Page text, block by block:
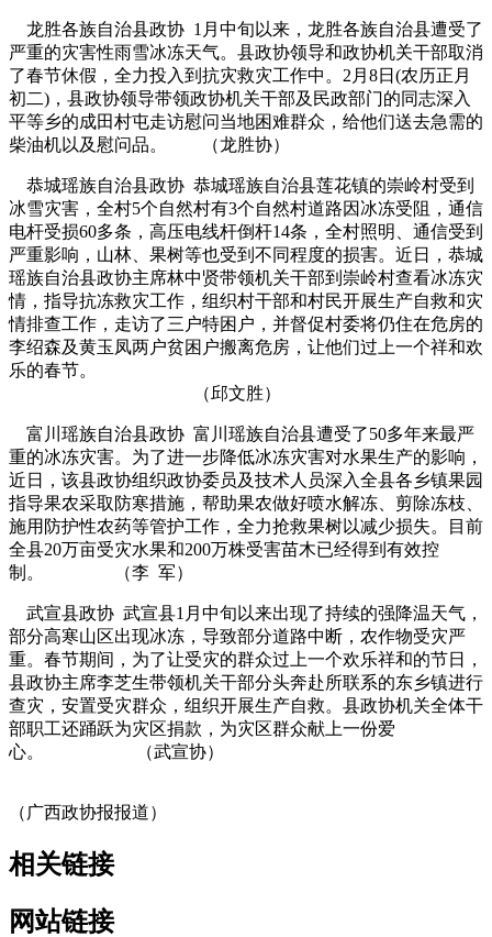
龙胜各族自治县政协 1月中旬以来，龙胜各族自治县遭受了
严重的灾害性雨雪冰冻天气。县政协领导和政协机关干部取消
了春节休假，全力投入到抗灾救灾工作中。2月8日(农历正月
初二)，县政协领导带领政协机关干部及民政部门的同志深入
平等乡的成田村屯走访慰问当地困难群众，给他们送去急需的
柴油机以及慰问品。 （龙胜协）
恭城瑶族自治县政协 恭城瑶族自治县莲花镇的崇岭村受到
冰雪灾害，全村5个自然村有3个自然村道路因冰冻受阻，通信
电杆受损60多条，高压电线杆倒杆14条，全村照明、通信受到
严重影响，山林、果树等也受到不同程度的损害。近日，恭城
瑶族自治县政协主席林中贤带领机关干部到崇岭村查看冰冻灾
情，指导抗冻救灾工作，组织村干部和村民开展生产自救和灾
情排查工作，走访了三户特困户，并督促村委将仍住在危房的
李绍森及黄玉凤两户贫困户搬离危房，让他们过上一个祥和欢
乐的春节。
（邱文胜）
富川瑶族自治县政协 富川瑶族自治县遭受了50多年来最严
重的冰冻灾害。为了进一步降低冰冻灾害对水果生产的影响，
近日，该县政协组织政协委员及技术人员深入全县各乡镇果园
指导果农采取防寒措施，帮助果农做好喷水解冻、剪除冻枝、
施用防护性农药等管护工作，全力抢救果树以减少损失。目前
全县20万亩受灾水果和200万株受害苗木已经得到有效控
制。 （李 军）
武宣县政协 武宣县1月中旬以来出现了持续的强降温天气，
部分高寒山区出现冰冻，导致部分道路中断，农作物受灾严
重。春节期间，为了让受灾的群众过上一个欢乐祥和的节日，
县政协主席李芝生带领机关干部分头奔赴所联系的东乡镇进行
查灾，安置受灾群众，组织开展生产自救。县政协机关全体干
部职工还踊跃为灾区捐款，为灾区群众献上一份爱
心。 （武宣协）
（广西政协报报道）
相关链接
网站链接